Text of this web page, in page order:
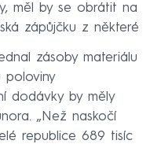
měl by se obrátit na
zápůjčku z některé
zásoby materiálu
poloviny
dodávky by měly
„Než naskočí
republice 689 tisíc